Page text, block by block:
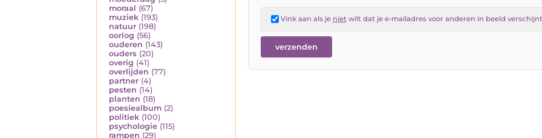
moraal (67)
muziek (193)
natuur (198)
oorlog (56)
ouderen (143)
ouders (20)
overig (41)
overlijden (77)
partner (4)
pesten (14)
planten (18)
poesiealbum (2)
politiek (100)
psychologie (115)
rampen (29)
Vink aan als je nietwilt dat je e-mailadres voor anderen in beeld verschijnt